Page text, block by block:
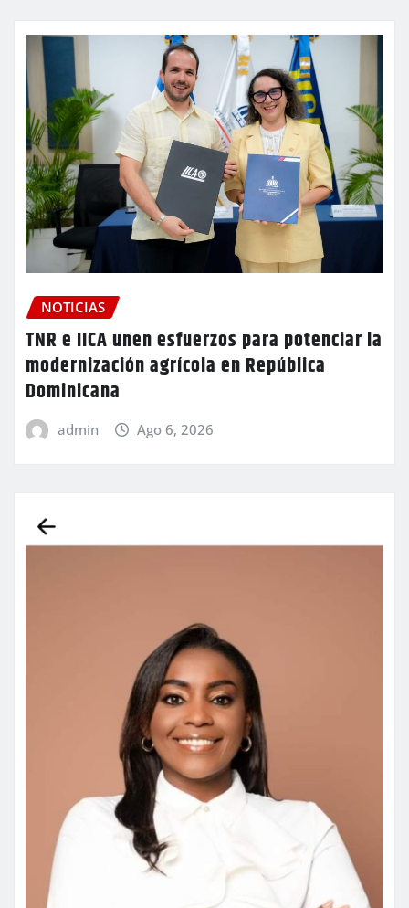
NOTICIAS
TNR e IICA unen esfuerzos para potenciar la
modernización agrícola en República
Dominicana
admin Ago 6, 2026